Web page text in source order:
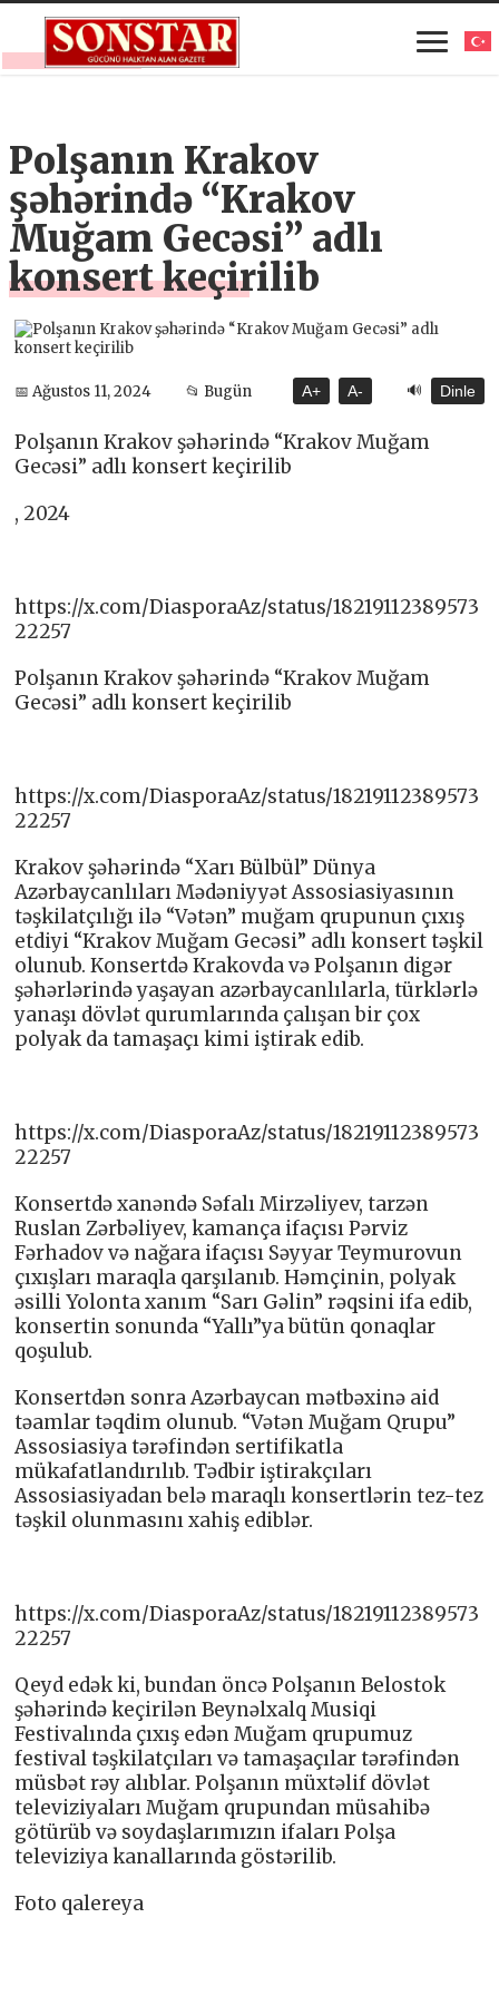
Polşanın Krakov
şəhərində “Krakov
Muğam Gecəsi” adlı
konsert keçirilib
📅 Ağustos 11, 2024 📂 Bugün A+ A- 🔊 Dinle
Polşanın Krakov şəhərində “Krakov Muğam
Gecəsi” adlı konsert keçirilib
, 2024
https://x.com/DiasporaAz/status/18219112389573
22257
Polşanın Krakov şəhərində “Krakov Muğam
Gecəsi” adlı konsert keçirilib
https://x.com/DiasporaAz/status/18219112389573
22257
Krakov şəhərində “Xarı Bülbül” Dünya
Azərbaycanlıları Mədəniyyət Assosiasiyasının
təşkilatçılığı ilə “Vətən” muğam qrupunun çıxış
etdiyi “Krakov Muğam Gecəsi” adlı konsert təşkil
olunub. Konsertdə Krakovda və Polşanın digər
şəhərlərində yaşayan azərbaycanlılarla, türklərlə
yanaşı dövlət qurumlarında çalışan bir çox
polyak da tamaşaçı kimi iştirak edib.
https://x.com/DiasporaAz/status/18219112389573
22257
Konsertdə xanəndə Səfalı Mirzəliyev, tarzən
Ruslan Zərbəliyev, kamança ifaçısı Pərviz
Fərhadov və nağara ifaçısı Səyyar Teymurovun
çıxışları maraqla qarşılanıb. Həmçinin, polyak
əsilli Yolonta xanım “Sarı Gəlin” rəqsini ifa edib,
konsertin sonunda “Yallı”ya bütün qonaqlar
qoşulub.
Konsertdən sonra Azərbaycan mətbəxinə aid
təamlar təqdim olunub. “Vətən Muğam Qrupu”
Assosiasiya tərəfindən sertifikatla
mükafatlandırılıb. Tədbir iştirakçıları
Assosiasiyadan belə maraqlı konsertlərin tez-tez
təşkil olunmasını xahiş ediblər.
https://x.com/DiasporaAz/status/18219112389573
22257
Qeyd edək ki, bundan öncə Polşanın Belostok
şəhərində keçirilən Beynəlxalq Musiqi
Festivalında çıxış edən Muğam qrupumuz
festival təşkilatçıları və tamaşaçılar tərəfindən
müsbət rəy alıblar. Polşanın müxtəlif dövlət
televiziyaları Muğam qrupundan müsahibə
götürüb və soydaşlarımızın ifaları Polşa
televiziya kanallarında göstərilib.
Foto qalereya